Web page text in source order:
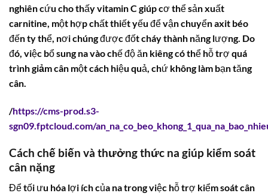
nghiên cứu cho thấy vitamin C giúp cơ thể sản xuất
carnitine, một hợp chất thiết yếu để vận chuyển axit béo
đến ty thể, nơi chúng được đốt cháy thành năng lượng. Do
đó, việc bổ sung na vào chế độ ăn kiêng có thể hỗ trợ quá
trình giảm cân một cách hiệu quả, chứ không làm bạn tăng
cân.
/https://cms-prod.s3-
sgn09.fptcloud.com/
Cách chế biến và thưởng thức na giúp kiểm soát
cân nặng
Để tối ưu hóa lợi ích của na trong việc hỗ trợ kiểm soát cân